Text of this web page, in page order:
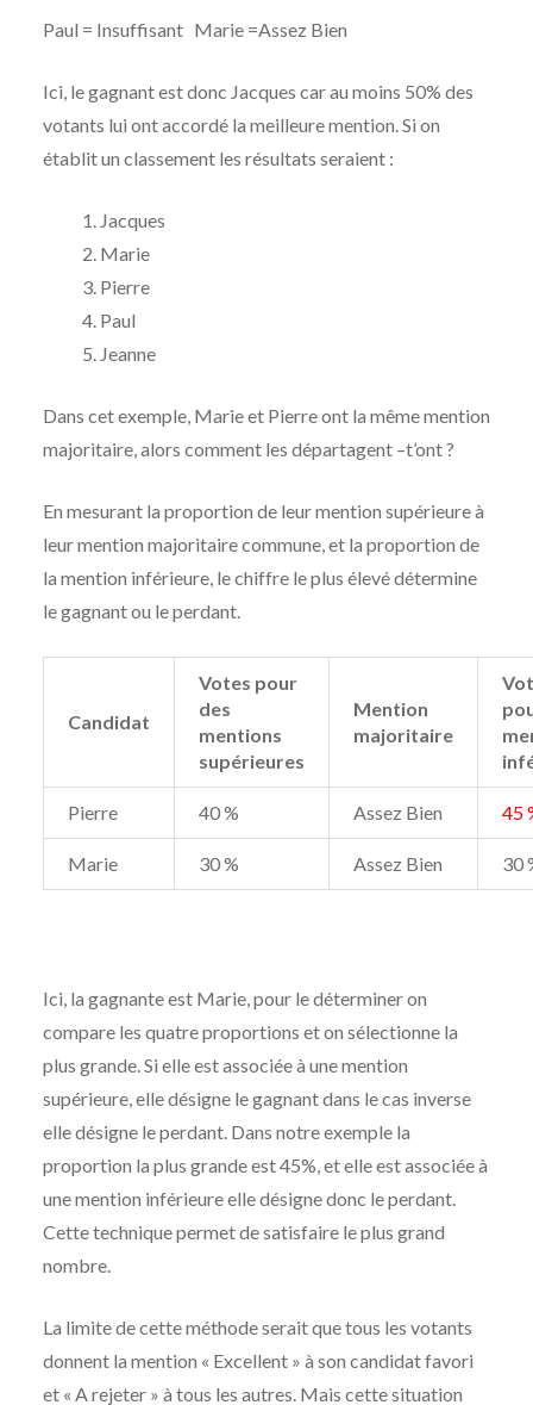
Paul = Insuffisant Marie =Assez Bien
Ici, le gagnant est donc Jacques car au moins 50% des
votants lui ont accordé la meilleure mention. Si on
établit un classement les résultats seraient :
Jacques
Marie
Pierre
Paul
Jeanne
Dans cet exemple, Marie et Pierre ont la même mention
majoritaire, alors comment les départagent –t’ont ?
En mesurant la proportion de leur mention supérieure à
leur mention majoritaire commune, et la proportion de
la mention inférieure, le chiffre le plus élevé détermine
le gagnant ou le perdant.
Candidat
Votes pour
des
mentions
supérieures
Mention
majoritaire
Pierre 40 % Assez Bien 45
Marie 30 % Assez Bien 30
Ici, la gagnante est Marie, pour le déterminer on
compare les quatre proportions et on sélectionne la
plus grande. Si elle est associée à une mention
supérieure, elle désigne le gagnant dans le cas inverse
elle désigne le perdant. Dans notre exemple la
proportion la plus grande est 45%, et elle est associée à
une mention inférieure elle désigne donc le perdant.
Cette technique permet de satisfaire le plus grand
nombre.
La limite de cette méthode serait que tous les votants
donnent la mention « Excellent » à son candidat favori
et « A rejeter » à tous les autres. Mais cette situation